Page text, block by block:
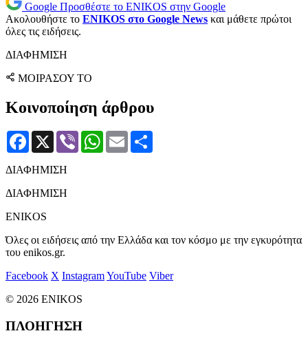
Google Προσθέστε το ENIKOS στην Google
Ακολουθήστε το ENIKOS στο Google News και μάθετε πρώτοι
όλες τις ειδήσεις.
ΔΙΑΦΗΜΙΣΗ
ΜΟΙΡΑΣΟΥ ΤΟ
Κοινοποίηση άρθρου
Facebook
X Viber WhatsApp
Email
ΔΙΑΦΗΜΙΣΗ
ΔΙΑΦΗΜΙΣΗ
ENIKOS
Όλες οι ειδήσεις από την Ελλάδα και τον κόσμο με την εγκυρότητα
του enikos.gr.
Facebook X InstagramYouTube Viber
© 2026 ENIKOS
ΠΛΟΗΓΗΣΗ